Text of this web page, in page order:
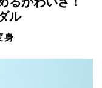
ル
身